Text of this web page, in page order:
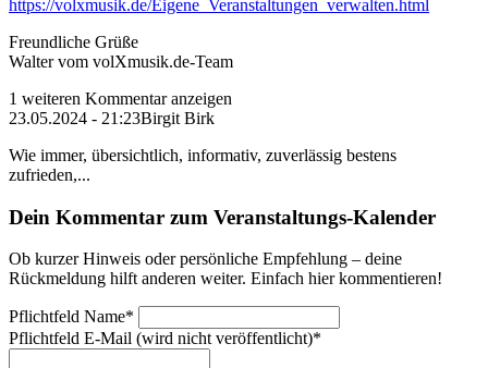
https://volxmusik.de/Eigene_Veranstaltungen_verwalten.html
Freundliche Grüße
Walter vom volXmusik.de-Team
1 weiteren Kommentar anzeigen
23.05.2024 - 21:23Birgit Birk
Wie immer, übersichtlich, informativ, zuverlässig bestens
zufrieden,...
Dein Kommentar zum Veranstaltungs-Kalender
Ob kurzer Hinweis oder persönliche Empfehlung – deine
Rückmeldung hilft anderen weiter. Einfach hier kommentieren!
Pflichtfeld Name*
Pflichtfeld E-Mail (wird nicht veröffentlicht)*